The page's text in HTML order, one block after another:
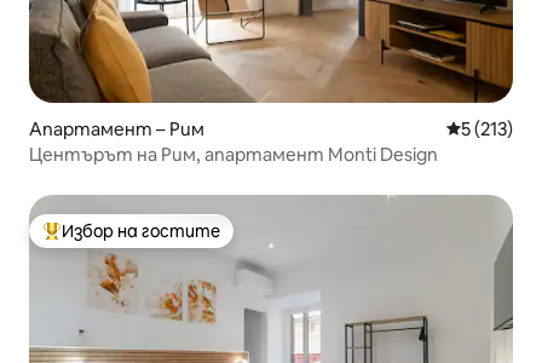
Апартамент – Рим Средна
5 (213)
Центърът на Рим, апартамент Monti Design
Най-популярен избор на гостите
Избор на гостите